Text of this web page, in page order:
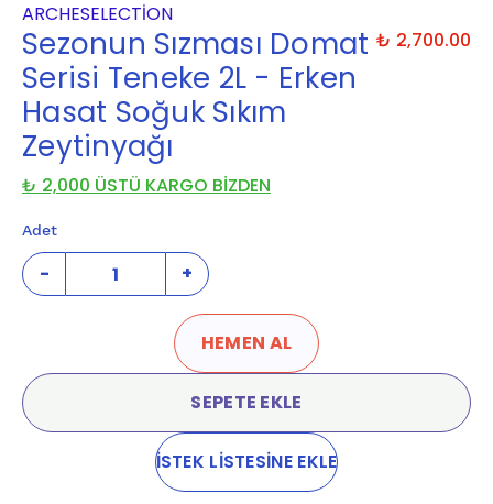
ARCHESELECTION
Sezonun Sızması Domat
Serisi Teneke 2L - Erken
Hasat Soğuk Sıkım
Zeytinyağı
₺ 2,000 ÜSTÜ KARGO BİZDEN
₺ 2,700.00
Adet
- +
HEMEN AL
SEPETE EKLE
İSTEK LİSTESİNE EKLE